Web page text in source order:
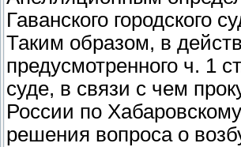
Гаванского городского
Таким образом, в
предусмотренного ч. 1
суде, в связи с чем
России по
решения вопроса о